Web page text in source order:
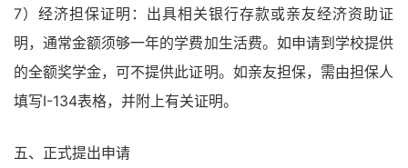
7）经济担保证明：出具相关银行存款或亲友经济资助证
明，通常金额须够一年的学费加生活费。如申请到学校提供
的全额奖学金，可不提供此证明。如亲友担保，需由担保人
填写I-134表格，并附上有关证明。
五、正式提出申请